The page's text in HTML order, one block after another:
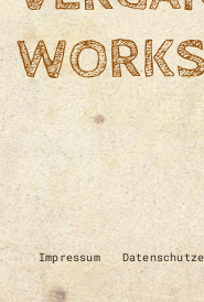
Impressum